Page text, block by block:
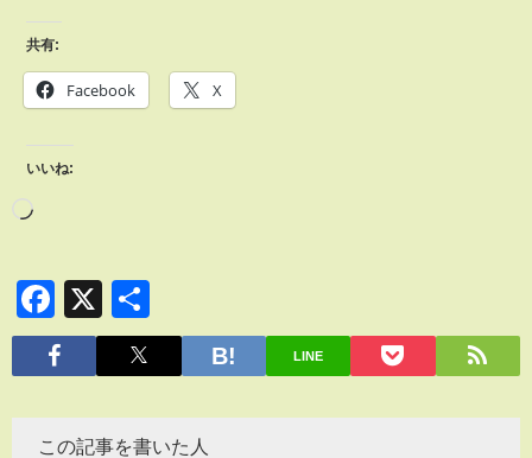
共有:
Facebook X
いいね:
Facebook
X
有
LINE
この記事を書いた人